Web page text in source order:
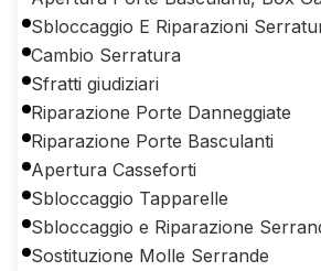
Sbloccaggio E Riparazioni
Cambio Serratura
Sfratti giudiziari
Riparazione Porte Danneggiate
Riparazione Porte Basculanti
Apertura Casseforti
Sbloccaggio Tapparelle
Sbloccaggio e Riparazione
Sostituzione Molle Serrande